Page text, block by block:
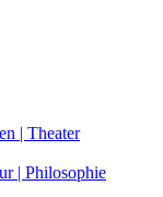
| Theater
| Philosophie